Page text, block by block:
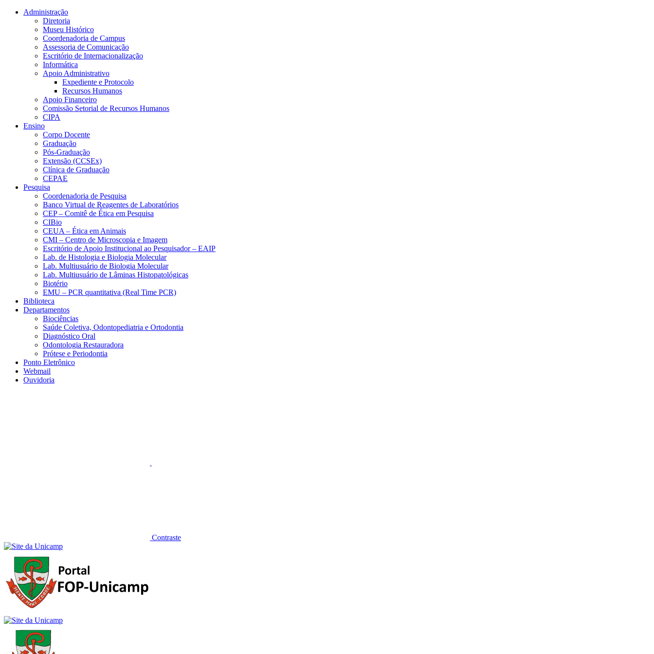
Conteúdo principal Menu principal
Administração
Diretoria
Museu Histórico
Coordenadoria de Campus
Assessoria de Comunicação
Escritório de Internacionalização
Informática
Apoio Administrativo
Expediente e Protocolo
Recursos Humanos
Apoio Financeiro
Comissão Setorial de Recursos Humanos
CIPA
Ensino
Corpo Docente
Graduação
Pós-Graduação
Extensão (CCSEx)
Clínica de Graduação
CEPAE
Pesquisa
Coordenadoria de Pesquisa
Banco Virtual de Reagentes de Laboratórios
CEP – Comitê de Ética em Pesquisa
CIBio
CEUA – Ética em Animais
CMI – Centro de Microscopia e Imagem
Escritório de Apoio Institucional ao Pesquisador – EAIP
Lab. de Histologia e Biologia Molecular
Lab. Multiusuário de Biologia Molecular
Lab. Multiusuário de Lâminas Histopatológicas
Biotério
EMU – PCR quantitativa (Real Time PCR)
Biblioteca
Departamentos
Biociências
Saúde Coletiva, Odontopediatria e Ortodontia
Diagnóstico Oral
Odontologia Restauradora
Prótese e Periodontia
Ponto Eletrônico
Webmail
Ouvidoria
Contraste